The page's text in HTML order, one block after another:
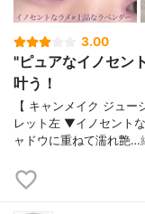
3.00
"ピュアなイノセン
叶う！
【 キャンメイク ジュ
レット左 ▼イノセント
ャドウに重ねて濡れ艶…